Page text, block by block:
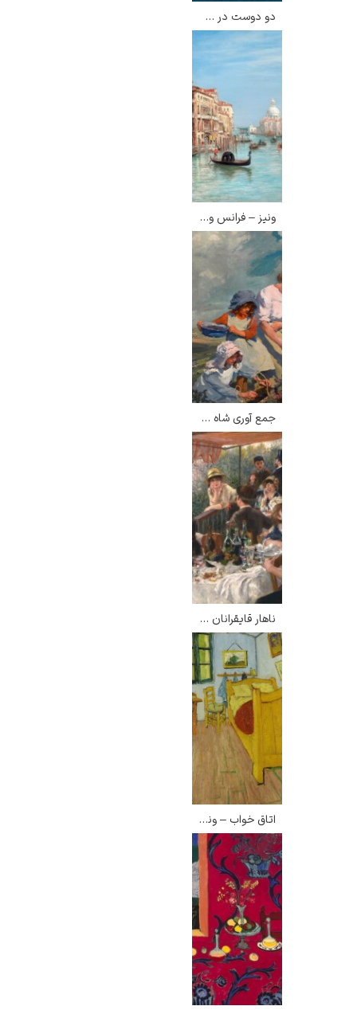
دو دوست در ساحل لانگ آیلند – دیوین لئوناردی
ونیز – فرانس ویلهلم اولدمارک
جمع آوری شاه توت – الیزابت فوربس
ناهار قایقرانان – پیر آگوست رنوآر
اتاق خواب – ونسان ون گوگ